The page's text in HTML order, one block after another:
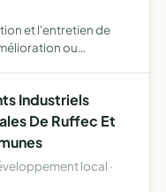
et l'entretien de
ou
Industriels
De Ruffec Et
local ·